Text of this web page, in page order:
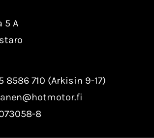
5 A
8586 710 (Arkisin 9-17)
8